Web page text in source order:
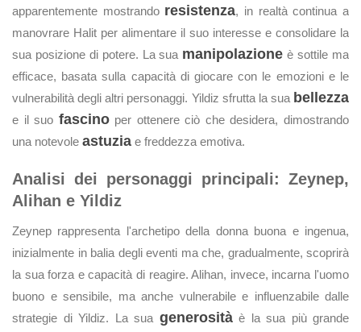
apparentemente mostrando resistenza, in realtà continua a
manovrare Halit per alimentare il suo interesse e consolidare la
sua posizione di potere. La sua manipolazione è sottile ma
efficace, basata sulla capacità di giocare con le emozioni e le
vulnerabilità degli altri personaggi. Yildiz sfrutta la sua bellezza
e il suo fascinoper ottenere ciò che desidera, dimostrando
una notevole astuzia e freddezza emotiva.
Analisi dei personaggi principali: Zeynep,
Alihan e Yildiz
Zeynep rappresenta l'archetipo della donna buona e ingenua,
inizialmente in balia degli eventi ma che, gradualmente, scoprirà
la sua forza e capacità di reagire. Alihan, invece, incarna l'uomo
buono e sensibile, ma anche vulnerabile e influenzabile dalle
strategie di Yildiz. La sua generositàè la sua più grande